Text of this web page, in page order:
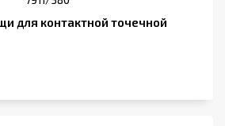
для контактной точечной